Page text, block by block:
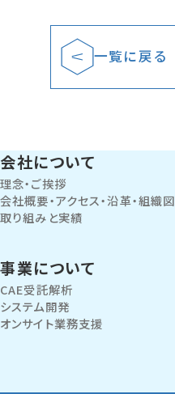
一覧に戻る
会社について
理念・ご挨拶
会社概要・アクセス・沿革・組織図
取り組みと実績
事業について
CAE受託解析
システム開発
オンサイト業務支援